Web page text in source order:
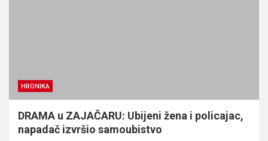
HRONIKA
DRAMA u ZAJAČARU: Ubijeni žena i policajac,
napadač izvršio samoubistvo